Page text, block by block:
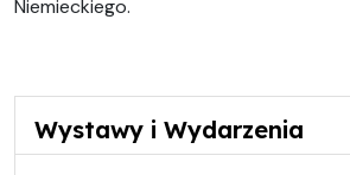
Niemieckiego.
Wystawy i Wydarzenia